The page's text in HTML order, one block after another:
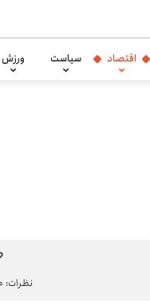
اقتصاد سیاست ورزش
نظرات: ۰